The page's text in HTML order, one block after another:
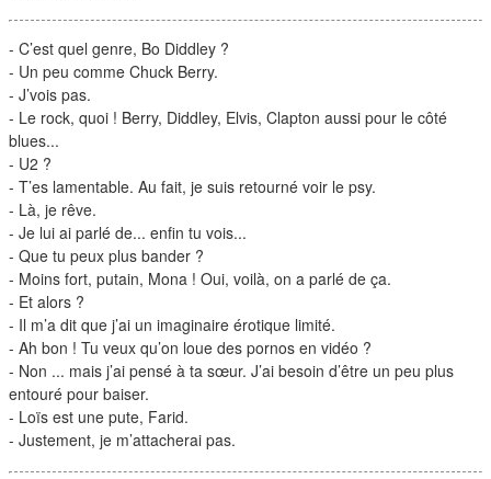
- C’est quel genre, Bo Diddley ?
- Un peu comme Chuck Berry.
- J’vois pas.
- Le rock, quoi ! Berry, Diddley, Elvis, Clapton aussi pour le côté
blues...
- U2 ?
- T’es lamentable. Au fait, je suis retourné voir le psy.
- Là, je rêve.
- Je lui ai parlé de... enfin tu vois...
- Que tu peux plus bander ?
- Moins fort, putain, Mona ! Oui, voilà, on a parlé de ça.
- Et alors ?
- Il m’a dit que j’ai un imaginaire érotique limité.
- Ah bon ! Tu veux qu’on loue des pornos en vidéo ?
- Non ... mais j’ai pensé à ta sœur. J’ai besoin d’être un peu plus
entouré pour baiser.
- Loïs est une pute, Farid.
- Justement, je m’attacherai pas.